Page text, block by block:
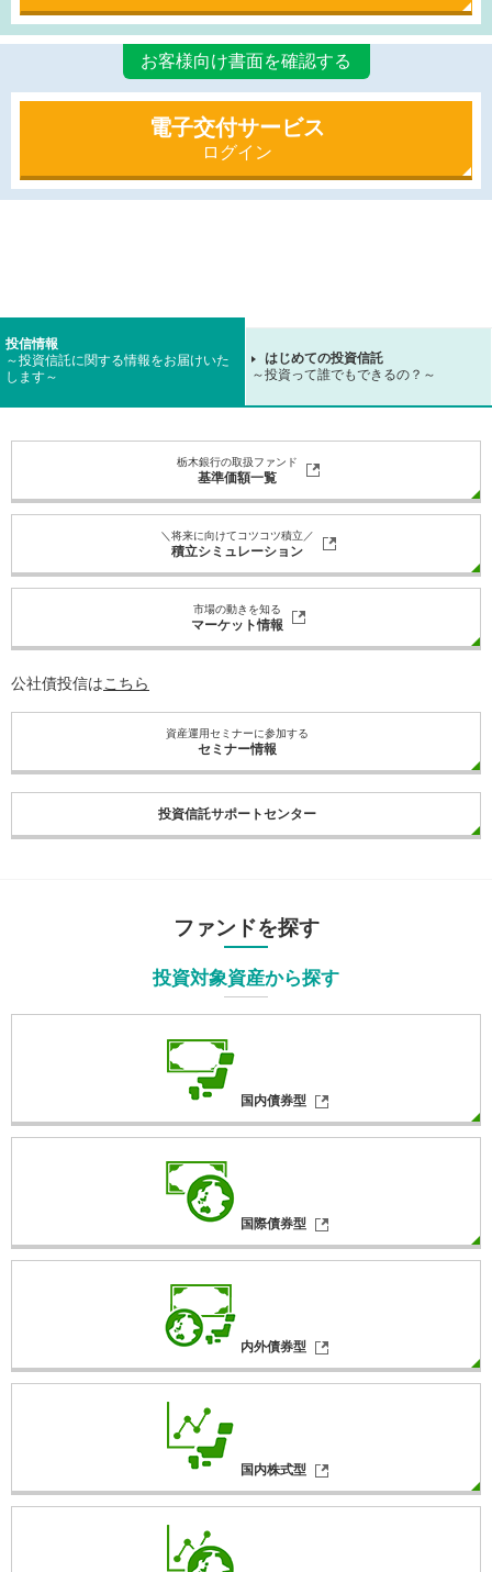
お客様向け書面を確認する
電子交付サービス
ログイン
投信情報
～投資信託に関する情報をお届けいた
します～
はじめての投資信託
～投資って誰でもできるの？～
栃木銀行の取扱ファンド
基準価額一覧
＼将来に向けてコツコツ積立／
積立シミュレーション
市場の動きを知る
マーケット情報
公社債投信はこちら
資産運用セミナーに参加する
セミナー情報
投資信託サポートセンター
ファンドを探す
投資対象資産から探す
国内債券型
国際債券型
内外債券型
国内株式型